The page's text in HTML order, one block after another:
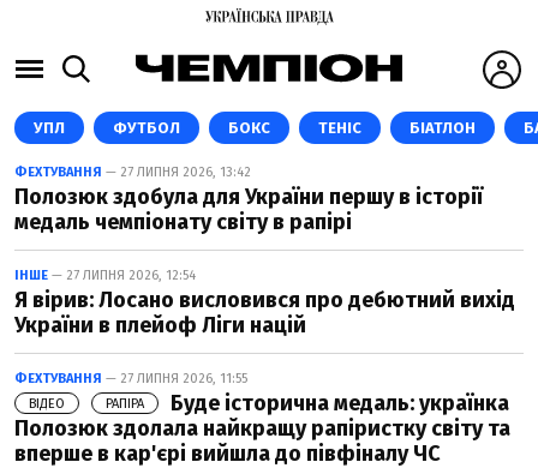
УПЛ ФУТБОЛ БОКС ТЕНІС БІАТЛОН
ФЕХТУВАННЯ — 27 ЛИПНЯ 2026, 13:42
Полозюк здобула для України першу в історії
медаль чемпіонату світу в рапірі
ІНШЕ — 27 ЛИПНЯ 2026, 12:54
Я вірив: Лосано висловився про дебютний вихід
України в плейоф Ліги націй
ФЕХТУВАННЯ — 27 ЛИПНЯ 2026, 11:55
ВІДЕО
РАПІРА
Буде історична медаль: українка
Полозюк здолала найкращу рапіристку світу та
вперше в кар'єрі вийшла до півфіналу ЧС